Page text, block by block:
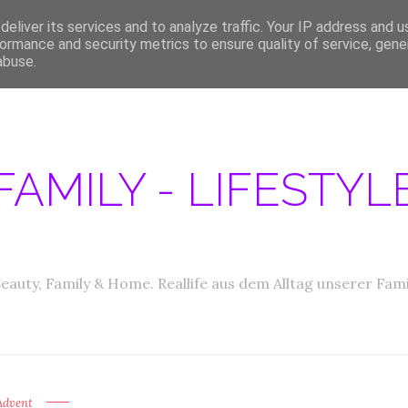
MEDIA DATEN ABOUT PRODUKTTESTER GESUCHT
-
Family & Home. Reallife aus dem Alltag unserer
its services and to analyze traffic. Your IP address and
and security metrics to ensure quality of service,